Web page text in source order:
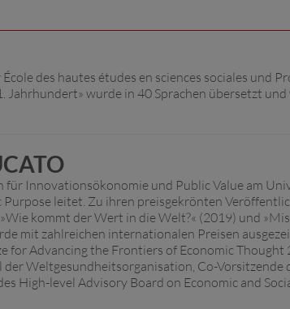
des hautes études en sciences sociales und
Jahrhundert» wurde in 40 Sprachen übersetzt
Innovationsökonomie und Public Value am
leitet. Zu ihren preisgekrönten
kommt der Wert in die Welt?« (2019) und
mit zahlreichen internationalen Preisen
for Advancing the Frontiers of Economic Thought
Weltgesundheitsorganisation, Co-Vorsitzende
High-level Advisory Board on Economic and